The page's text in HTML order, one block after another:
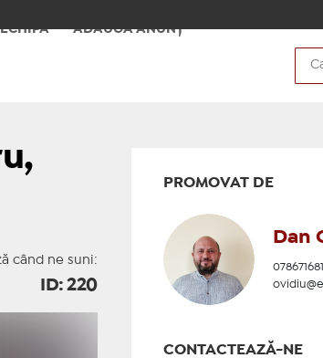
ECHIPA ADAUGĂ ANUNȚ
când ne suni:
ID: 220
PROMOVAT DE
Dan
CONTACTEAZĂ-NE